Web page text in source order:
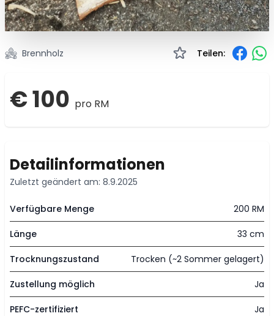
Brennholz Teilen:
€ 100 pro RM
Detailinformationen
Zuletzt geändert am: 8.9.2025
Verfügbare Menge 200 RM
Länge 33 cm
Trocknungszustand Trocken (~2 Sommer gelagert)
Zustellung möglich Ja
PEFC-zertifiziert Ja